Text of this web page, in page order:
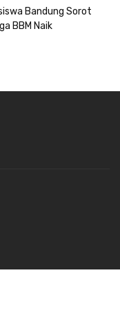
Bandung Sorot
BBM Naik